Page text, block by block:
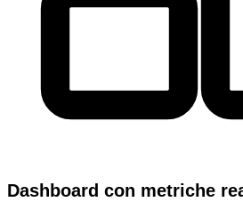
Dashboard con metriche